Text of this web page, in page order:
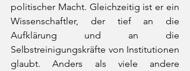
politischer Macht. Gleichzeitig ist er ein
Wissenschaftler, der tief an die
Aufklärung und an die
Selbstreinigungskräfte von Institutionen
glaubt. Anders als viele andere